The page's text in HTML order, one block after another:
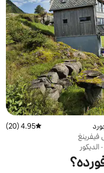
متوسط التقييم 4.95 من 5، 20 مراجعات
4.95 (20)
فيفرينغ
· الديكور